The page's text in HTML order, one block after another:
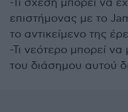
-Τι σχέση μπορεί να
επιστήμονας με το
το αντικείμενο της
-Τι νεότερο μπορεί να
του διάσημου αυτού